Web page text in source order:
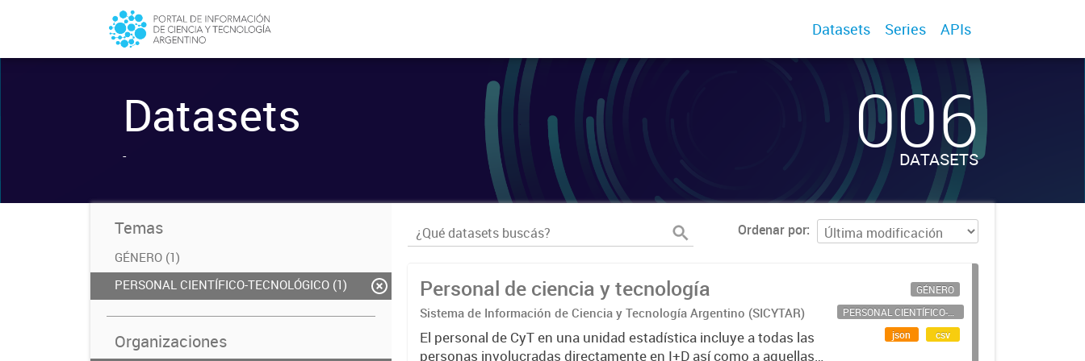
Datasets Series APIs
Datasets
- 006
DATASETS
Temas
GÉNERO (1)
PERSONAL CIENTÍFICO-TECNOLÓGICO (1)
Organizaciones
Ordenar por
Personal de ciencia y tecnología
Sistema de Información de Ciencia y Tecnología Argentino (SICYTAR)
El personal de CyT en una unidad estadística incluye a todas las
personas involucradas directamente en I+D así como a aquellas
GÉNERO
PERSONAL CIENTÍFICO-TECNOLÓGICO
json
csv